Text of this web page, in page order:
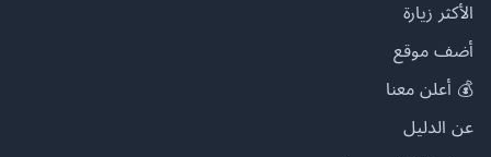
الأكثر زيارة
أضف موقع
💰 أعلن معنا
عن الدليل